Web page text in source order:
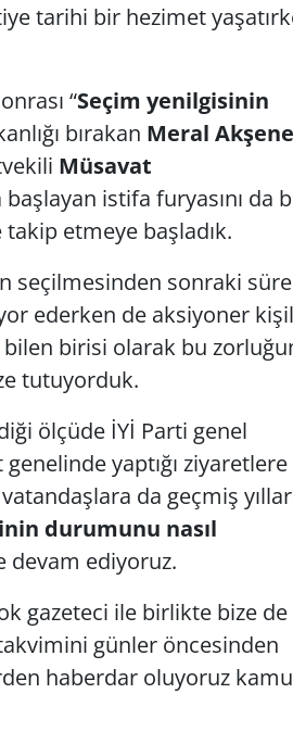
tarihi bir hezimet
“Seçim yenilgisinin
bırakan Meral
Müsavat
istifa furyasını da
etmeye başladık.
seçilmesinden sonraki
ederken de aksiyoner
bilen birisi olarak bu
tutuyorduk.
ölçüde İYİ Parti genel
yaptığı ziyaretlere
da geçmiş
durumunu nasıl
ediyoruz.
gazeteci ile birlikte bize de
günler öncesinden
haberdar oluyoruz